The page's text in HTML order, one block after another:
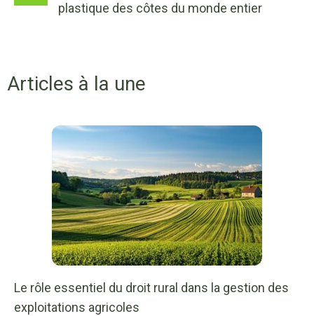
plastique des côtes du monde entier
Articles à la une
Le rôle essentiel du droit rural dans la gestion des
exploitations agricoles